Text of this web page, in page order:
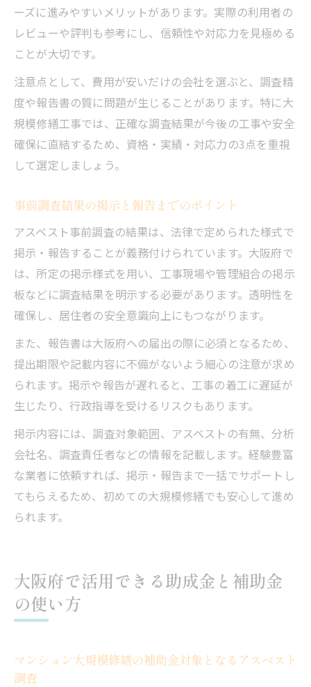
ーズに進みやすいメリットがあります。実際の利用者の
レビューや評判も参考にし、信頼性や対応力を見極める
ことが大切です。
注意点として、費用が安いだけの会社を選ぶと、調査精
度や報告書の質に問題が生じることがあります。特に大
規模修繕工事では、正確な調査結果が今後の工事や安全
確保に直結するため、資格・実績・対応力の3点を重視
して選定しましょう。
事前調査結果の掲示と報告までのポイント
アスベスト事前調査の結果は、法律で定められた様式で
掲示・報告することが義務付けられています。大阪府で
は、所定の掲示様式を用い、工事現場や管理組合の掲示
板などに調査結果を明示する必要があります。透明性を
確保し、居住者の安全意識向上にもつながります。
また、報告書は大阪府への届出の際に必須となるため、
提出期限や記載内容に不備がないよう細心の注意が求め
られます。掲示や報告が遅れると、工事の着工に遅延が
生じたり、行政指導を受けるリスクもあります。
掲示内容には、調査対象範囲、アスベストの有無、分析
会社名、調査責任者などの情報を記載します。経験豊富
な業者に依頼すれば、掲示・報告まで一括でサポートし
てもらえるため、初めての大規模修繕でも安心して進め
られます。
大阪府で活用できる助成金と補助金
の使い方
マンション大規模修繕の補助金対象となるアスベスト
調査